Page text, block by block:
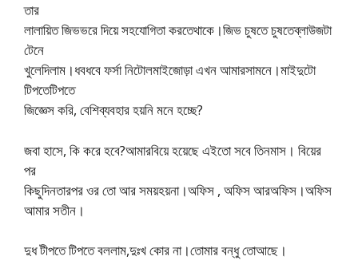
তার
লালায়িত জিভভরে দিয়ে সহযোগিতা করতেথাকে।জিভ চুষতে চুষতেব্লাউজটা
টেনে
খুলেদিলাম।ধবধবে ফর্সা নিটোলমাইজোড়া এখন আমারসামনে।মাইদুটো
টিপতেটিপতে
জিজ্ঞেস করি, বেশিব্যবহার হয়নি মনে হচ্ছে?
জবা হাসে, কি করে হবে?আমারবিয়ে হয়েছে এইতো সবে তিনমাস। বিয়ের
পর
কিছুদিনতারপর ওর তো আর সময়হয়না।অফিস , অফিস আরঅফিস।অফিস
আমার সতীন।
দুধ টীপতে টিপতে বললাম,দুঃখ কোর না।তোমার বন্ধু তোআছে।